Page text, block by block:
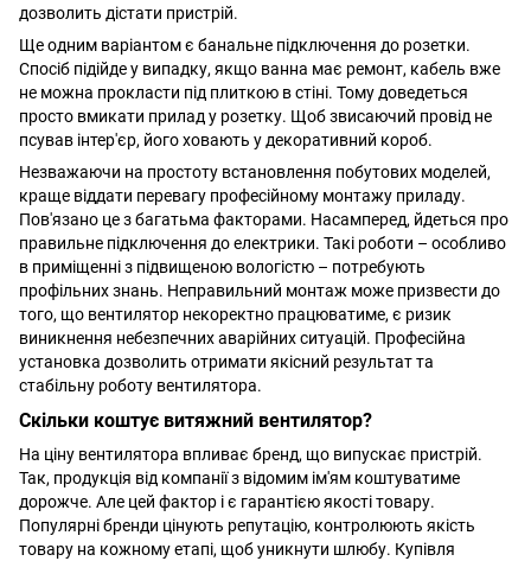
дозволить дістати пристрій.
Ще одним варіантом є банальне підключення до розетки.
Спосіб підійде у випадку, якщо ванна має ремонт, кабель вже
не можна прокласти під плиткою в стіні. Тому доведеться
просто вмикати прилад у розетку. Щоб звисаючий провід не
псував інтер'єр, його ховають у декоративний короб.
Незважаючи на простоту встановлення побутових моделей,
краще віддати перевагу професійному монтажу приладу.
Пов'язано це з багатьма факторами. Насамперед, йдеться про
правильне підключення до електрики. Такі роботи – особливо
в приміщенні з підвищеною вологістю – потребують
профільних знань. Неправильний монтаж може призвести до
того, що вентилятор некоректно працюватиме, є ризик
виникнення небезпечних аварійних ситуацій. Професійна
установка дозволить отримати якісний результат та
стабільну роботу вентилятора.
Скільки коштує витяжний вентилятор?
На ціну вентилятора впливає бренд, що випускає пристрій.
Так, продукція від компанії з відомим ім'ям коштуватиме
дорожче. Але цей фактор і є гарантією якості товару.
Популярні бренди цінують репутацію, контролюють якість
товару на кожному етапі, щоб уникнути шлюбу. Купівля